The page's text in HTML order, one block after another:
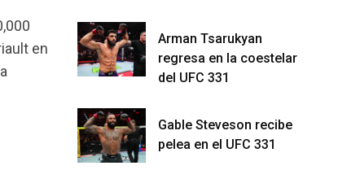
en
Arman Tsarukyan
regresa en la coestelar
del UFC 331
Gable Steveson recibe
pelea en el UFC 331